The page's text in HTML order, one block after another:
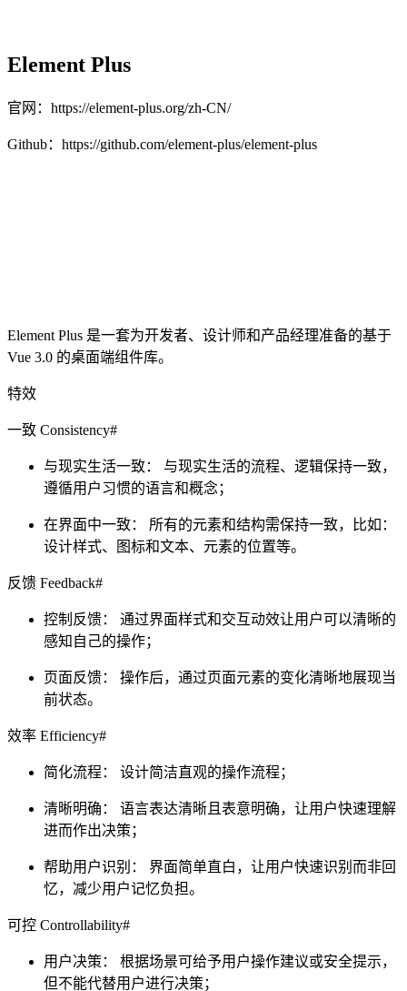
Element Plus
官网：https://element-plus.org/zh-CN/
Github：https://github.com/element-plus/element-plus
Element Plus 是一套为开发者、设计师和产品经理准备的基于
Vue 3.0 的桌面端组件库。
特效
一致 Consistency#
与现实生活一致： 与现实生活的流程、逻辑保持一致，
遵循用户习惯的语言和概念；
在界面中一致： 所有的元素和结构需保持一致，比如：
设计样式、图标和文本、元素的位置等。
反馈 Feedback#
控制反馈： 通过界面样式和交互动效让用户可以清晰的
感知自己的操作；
页面反馈： 操作后，通过页面元素的变化清晰地展现当
前状态。
效率 Efficiency#
简化流程： 设计简洁直观的操作流程；
清晰明确： 语言表达清晰且表意明确，让用户快速理解
进而作出决策；
帮助用户识别： 界面简单直白，让用户快速识别而非回
忆，减少用户记忆负担。
可控 Controllability#
用户决策： 根据场景可给予用户操作建议或安全提示，
但不能代替用户进行决策；